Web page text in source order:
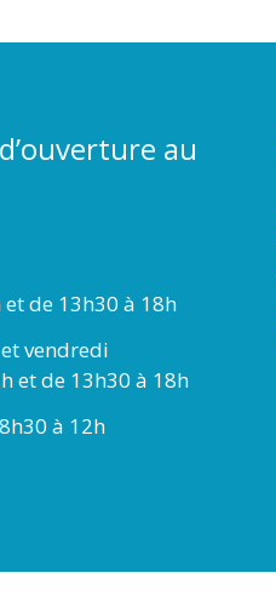
au
de 13h30 à 18h
vendredi
et de 13h30 à 18h
à 12h